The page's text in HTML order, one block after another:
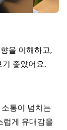
을 이해하고,
좋았어요.
통이 넘치는
럽게 유대감을